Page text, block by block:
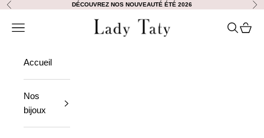
Passer au contenu
Précédent DÉCOUVREZ NOS NOUVEAUTÉ ÉTÉ 2026
Lady Taty
Ouvrir la navigation Ouvrir la
Voir
Accueil
Nos
bijoux